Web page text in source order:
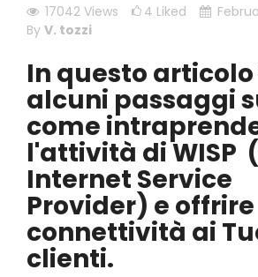
17042 Views 4 Liked
By V. tozzi
In questo
alcuni passaggi
come
l'attività di WISP
Internet Service
Provider) e offrire
connettività ai
clienti.